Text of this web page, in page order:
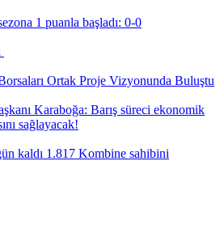
1 puanla başladı: 0-0
Ortak Proje Vizyonunda Buluştu
Karaboğa: Barış süreci ekonomik
sağlayacak!
kaldı 1.817 Kombine sahibini